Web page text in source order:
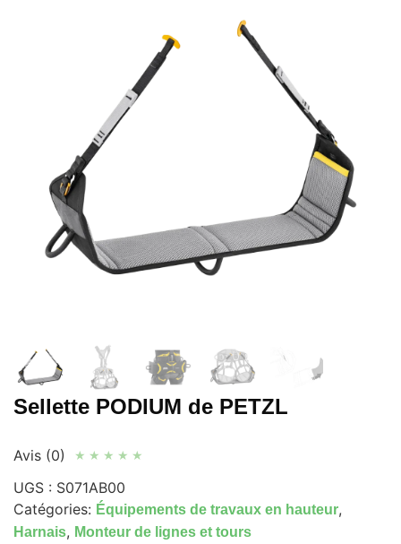
Sellette PODIUM de PETZL
Avis (0) ★ ★ ★ ★ ★
UGS : S071AB00
Catégories: Équipements de travaux en hauteur,
Harnais, Monteur de lignes et tours